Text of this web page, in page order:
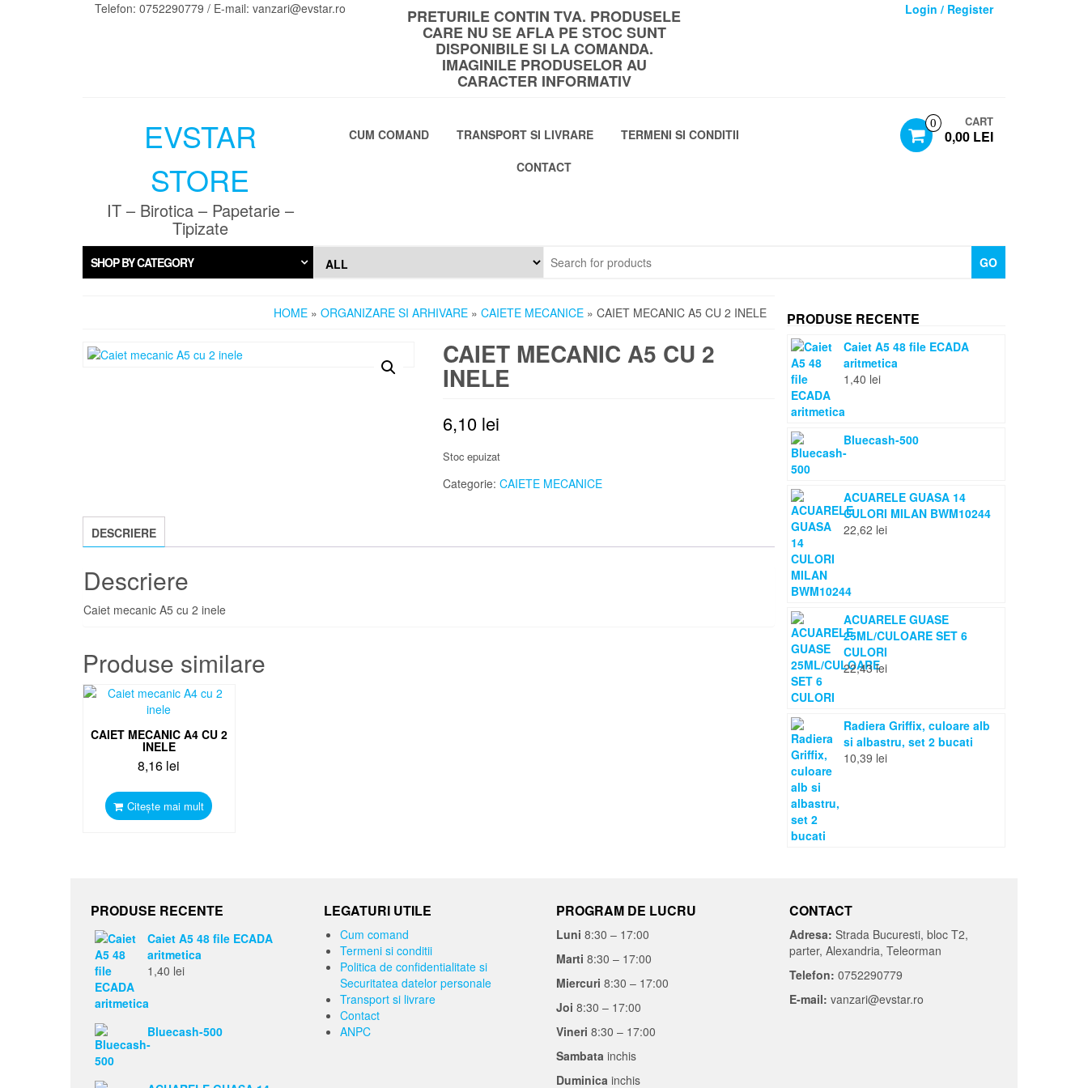
Telefon: 0752290779 / E-mail: vanzari@evstar.ro PRETURILE CONTIN TVA. PRODUSELE
CARE NU SE AFLA PE STOC SUNT
DISPONIBILE SI LA COMANDA.
IMAGINILE PRODUSELOR AU
CARACTER INFORMATIV
Login / Register
EVSTAR
STORE
IT – Birotica – Papetarie –
Tipizate
0 CART
0,00 LEI
CUM COMAND TRANSPORT SI LIVRARE
TERMENI SI CONDITII
CONTACT
SHOP BY CATEGORY GO
HOME » ORGANIZARE SI ARHIVARE » CAIETE MECANICE » CAIET MECANIC A5 CU 2 INELE
CAIET MECANIC A5 CU 2
INELE
6,10 lei
Stoc epuizat
Categorie: CAIETE MECANICE
DESCRIERE
Descriere
Caiet mecanic A5 cu 2 inele
Produse similare
CAIET MECANIC A4 CU 2
INELE
8,16 lei
Citește mai mult
PRODUSE RECENTE
Caiet A5 48 file ECADA
aritmetica
1,40 lei
Bluecash-500
ACUARELE GUASA 14
CULORI MILAN BWM10244
22,62 lei
ACUARELE GUASE
25ML/CULOARE SET 6
CULORI
22,43lei
Radiera Griffix, culoare alb
si albastru, set 2 bucati
10,39 lei
PRODUSE RECENTE
Caiet A5 48 file ECADA
aritmetica
1,40 lei
Bluecash-500
LEGATURI UTILE
Cum comand
Termeni si conditii
Politica de confidentialitate si
Securitatea datelor personale
Transport si livrare
Contact
ANPC
PROGRAM DE LUCRU
Luni 8:30 – 17:00
Marti 8:30 – 17:00
Miercuri 8:30 – 17:00
Joi 8:30 – 17:00
Vineri 8:30 – 17:00
Sambata inchis
Duminica inchis
CONTACT
Adresa: Strada Bucuresti, bloc T2,
parter, Alexandria, Teleorman
Telefon: 0752290779
E-mail: vanzari@evstar.ro